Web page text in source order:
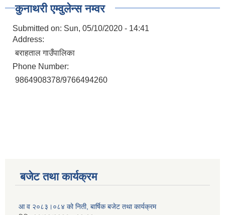
कुनाथरी एम्वुलेन्स नम्वर
Submitted on: Sun, 05/10/2020 - 14:41
Address:
बराहताल गाउँपालिका
Phone Number:
9864908378/9766494260
बजेट तथा कार्यक्रम
आ व २०८३।०८४ को निती, बार्षिक बजेट तथा कार्यक्रम